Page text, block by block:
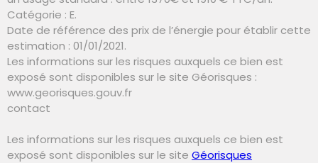
Catégorie : E.
Date de référence des prix de l’énergie pour établir cette
estimation : 01/01/2021.
Les informations sur les risques auxquels ce bien est
exposé sont disponibles sur le site Géorisques :
www.georisques.gouv.fr
contact
Les informations sur les risques auxquels ce bien est
exposé sont disponibles sur le site Géorisques